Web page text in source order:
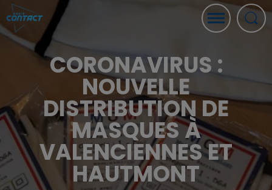
CORONAVIRUS :
NOUVELLE
DISTRIBUTION DE
MASQUES À
VALENCIENNES ET
HAUTMONT